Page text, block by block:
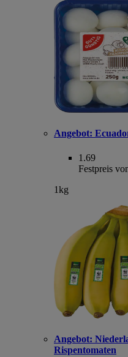
Angebot:
1.69
Festpreis
1kg
Angebot:
Rispentomaten